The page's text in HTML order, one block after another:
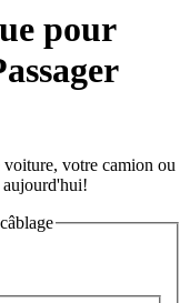
pour
voiture, votre camion ou
aujourd'hui!